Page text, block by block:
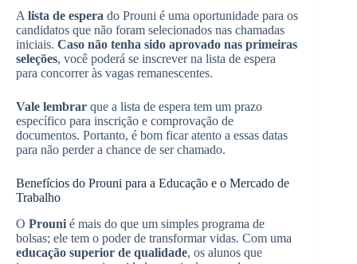
A lista de espera do Prouni é uma oportunidade para os
candidatos que não foram selecionados nas chamadas
iniciais. Caso não tenha sido aprovado nas primeiras
seleções, você poderá se inscrever na lista de espera
para concorrer às vagas remanescentes.
Vale lembrar que a lista de espera tem um prazo
específico para inscrição e comprovação de
documentos. Portanto, é bom ficar atento a essas datas
para não perder a chance de ser chamado.
Benefícios do Prouni para a Educação e o Mercado de
Trabalho
O Prouni é mais do que um simples programa de
bolsas; ele tem o poder de transformar vidas. Com uma
educação superior de qualidade, os alunos que